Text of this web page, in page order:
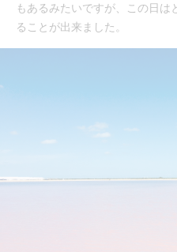
もあるみたいですが、この日は
ることが出来ました。